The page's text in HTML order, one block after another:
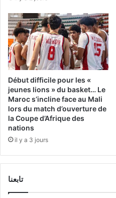
Début difficile pour les «
jeunes lions » du basket… Le
Maroc s’incline face au Mali
lors du match d’ouverture de
la Coupe d’Afrique des
nations
il y a 3 jours
تابعنا